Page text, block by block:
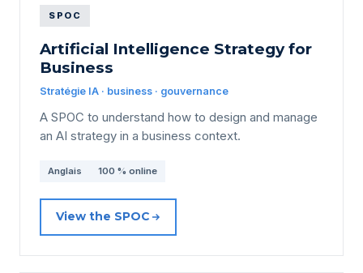
SPOC
Artificial Intelligence Strategy for
Business
Stratégie IA · business · gouvernance
A SPOC to understand how to design and manage
an AI strategy in a business context.
Anglais 100 % online
View the SPOC